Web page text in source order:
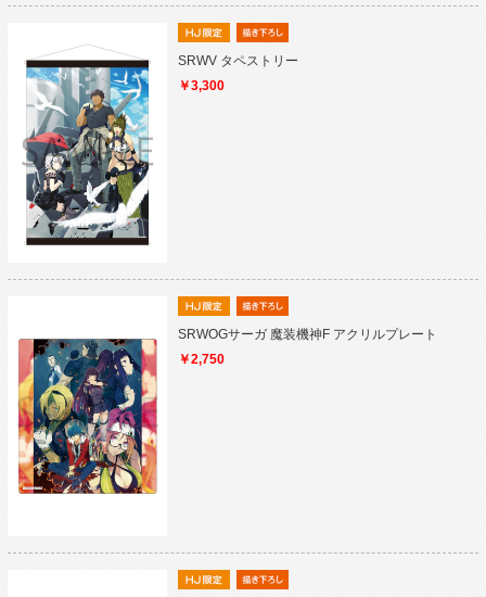
SRWV タペストリー
￥3,300
SRWOGサーガ 魔装機神F アクリルプレート
￥2,750